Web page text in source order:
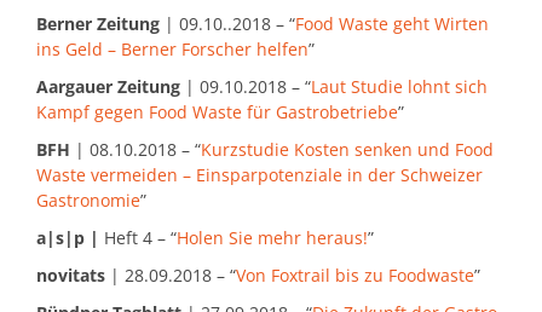
Berner Zeitung | 09.10..2018 – “Food Waste geht Wirten
ins Geld – Berner Forscher helfen”
Aargauer Zeitung | 09.10.2018 – “Laut Studie lohnt sich
Kampf gegen Food Waste für Gastrobetriebe”
BFH | 08.10.2018 – “Kurzstudie Kosten senken und Food
Waste vermeiden – Einsparpotenziale in der Schweizer
Gastronomie”
a|s|p | Heft 4 – “Holen Sie mehr heraus!”
novitats | 28.09.2018 – “Von Foxtrail bis zu Foodwaste”